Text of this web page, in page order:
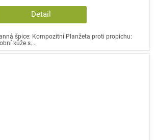
Detail
špice: Kompozitní Planžeta proti propichu:
kůže s...